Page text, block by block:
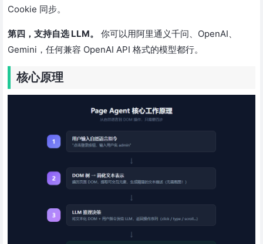
Cookie 同步。
第四，支持自选 LLM。
你可以用阿里通义千问、OpenAI、
Gemini，任何兼容 OpenAI API 格式的模型都行。
核心原理